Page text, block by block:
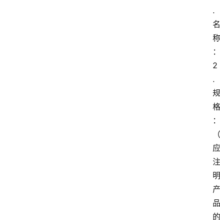
.
名
称
：
2
.
规
格
：
（
应
注
明
产
品
的